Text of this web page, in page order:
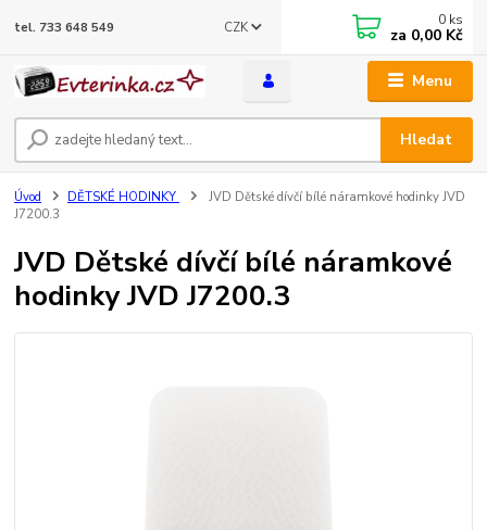
Menu
CZK
Hledat
tel. 733 648 549 0 ks
za 0,00 Kč
Úvod DĚTSKÉ HODINKY
JVD Dětské dívčí bílé náramkové hodinky JVD
J7200.3
JVD Dětské dívčí bílé náramkové
hodinky JVD J7200.3